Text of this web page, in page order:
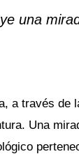
una
a través de
Una